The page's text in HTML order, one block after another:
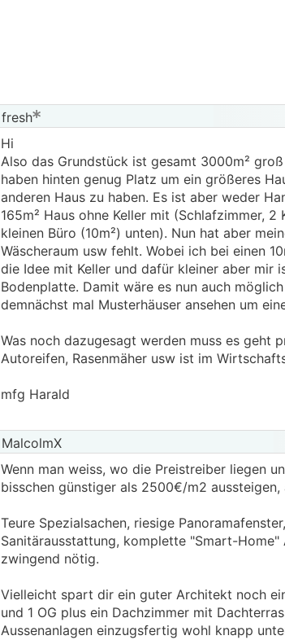
fresh
Hi
Also das Grundstück ist gesamt 3000m²
haben hinten genug Platz um ein größeres
anderen Haus zu haben. Es ist aber weder
165m² Haus ohne Keller mit (Schlafzimmer,
kleinen Büro (10m²) unten). Nun hat aber
Wäscheraum usw fehlt. Wobei ich bei einen
die Idee mit Keller und dafür kleiner aber mir
Bodenplatte. Damit wäre es nun auch
demnächst mal Musterhäuser ansehen um
Was noch dazugesagt werden muss es geht
Autoreifen, Rasenmäher usw ist im
mfg Harald
MalcolmX
Wenn man weiss, wo die Preistreiber liegen
bisschen günstiger als 2500€/m2
Teure Spezialsachen, riesige
Sanitärausstattung, komplette "Smart-
zwingend nötig.
Vielleicht spart dir ein guter Architekt noch
und 1 OG plus ein Dachzimmer mit
Aussenanlagen einzugsfertig wohl knapp